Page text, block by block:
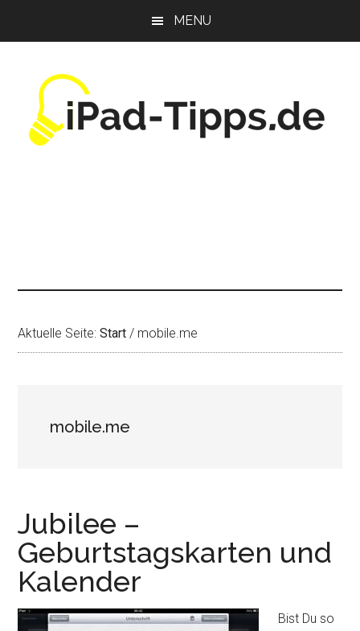
MENU
Aktuelle Seite:Start / mobile.me
mobile.me
Jubilee –
Geburtstagskarten und
Kalender
Bist Du so